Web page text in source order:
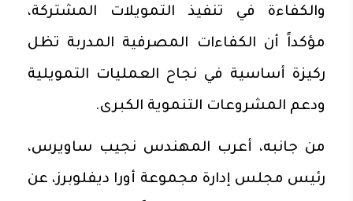
والكفاءة في تنفيذ التمويلات المشتركة،
مؤكداً أن الكفاءات المصرفية المدربة تظل
ركيزة أساسية في نجاح العمليات التمويلية
ودعم المشروعات التنموية الكبرى.
من جانبه، أعرب المهندس نجيب ساويرس،
رئيس مجلس إدارة مجموعة أورا ديفلوبرز، عن